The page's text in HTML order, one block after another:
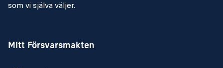
som vi själva väljer.
Mitt Försvarsmakten